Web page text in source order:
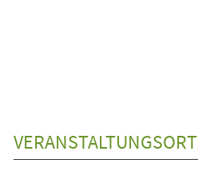
VERANSTALTUNGSORT